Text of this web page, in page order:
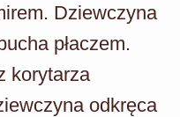
Dziewczyna
płaczem.
korytarza
odkręca